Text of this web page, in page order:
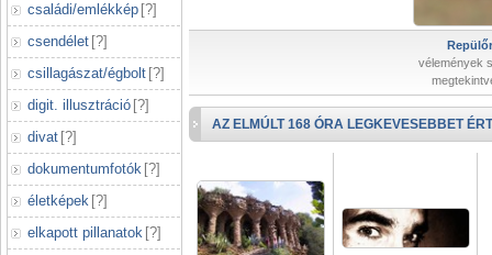
családi/emlékkép [?]
csendélet [?]
csillagászat/égbolt [?]
digit. illusztráció [?]
divat [?]
dokumentumfotók [?]
életképek [?]
elkapott pillanatok [?]
vélemények
AZ ELMÚLT 168 ÓRA LEGKEVESEBBET